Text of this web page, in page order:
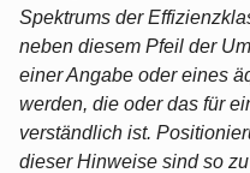
Spektrums der
neben diesem Pfeil der
einer Angabe oder eines
werden, die oder das für
verständlich ist.
dieser Hinweise sind so